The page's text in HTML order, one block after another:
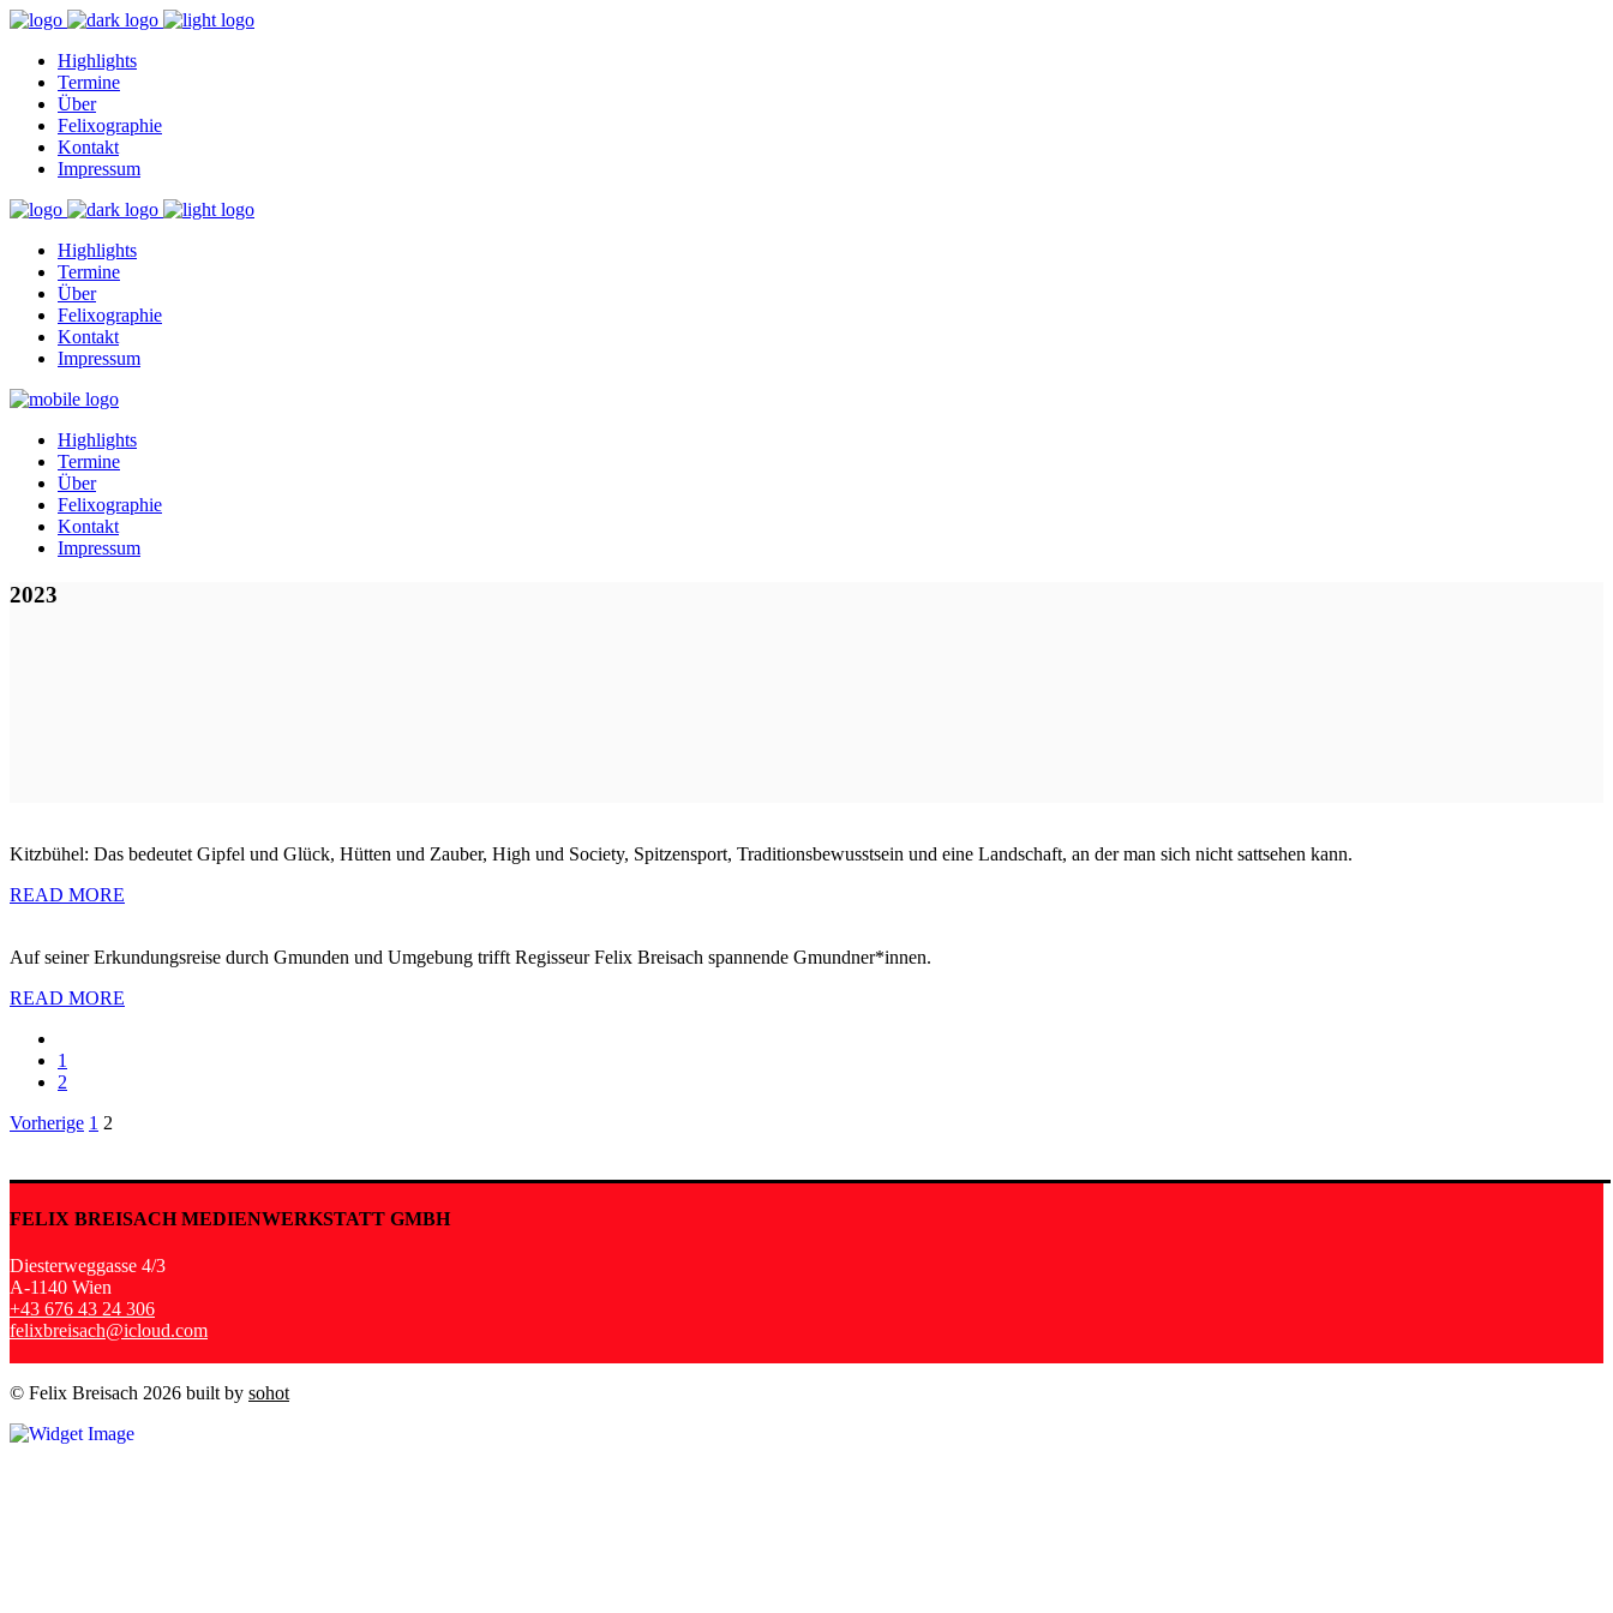
Highlights
Termine
Über
Felixographie
Kontakt
Impressum
Highlights
Termine
Über
Felixographie
Kontakt
Impressum
Highlights
Termine
Über
Felixographie
Kontakt
Impressum
2023
Kitzbühel: Das bedeutet Gipfel und Glück, Hütten und Zauber, High und Society, Spitzensport, Traditionsbewusstsein und eine Landschaft, an der man sich nicht sattsehen kann.
READ MORE
Auf seiner Erkundungsreise durch Gmunden und Umgebung trifft Regisseur Felix Breisach spannende Gmundner*innen.
READ MORE
1
2
Seitennummerierung
Beiträge
Vorherige 1 2
FELIX BREISACH MEDIENWERKSTATT GMBH
Diesterweggasse 4/3
A-1140 Wien
+43 676 43 24 306
felixbreisach@icloud.com
© Felix Breisach 2026 built by sohot